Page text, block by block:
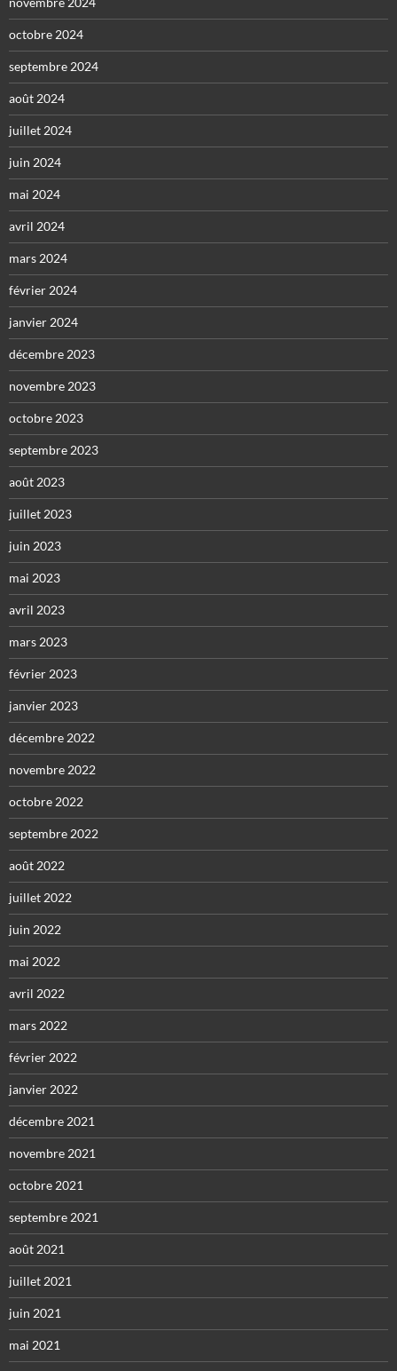
octobre 2024
septembre 2024
août 2024
juillet 2024
juin 2024
mai 2024
avril 2024
mars 2024
février 2024
janvier 2024
décembre 2023
novembre 2023
octobre 2023
septembre 2023
août 2023
juillet 2023
juin 2023
mai 2023
avril 2023
mars 2023
février 2023
janvier 2023
décembre 2022
novembre 2022
octobre 2022
septembre 2022
août 2022
juillet 2022
juin 2022
mai 2022
avril 2022
mars 2022
février 2022
janvier 2022
décembre 2021
novembre 2021
octobre 2021
septembre 2021
août 2021
juillet 2021
juin 2021
mai 2021